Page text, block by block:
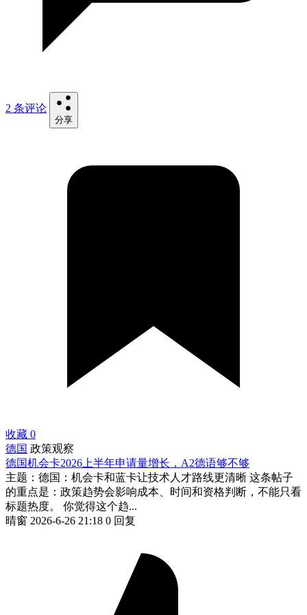
2 条评论
分享
收藏 0
德国 政策观察
德国机会卡2026上半年申请量增长，A2德语够不够
主题：德国：机会卡和蓝卡让技术人才路线更清晰 这条帖子
的重点是：政策趋势会影响成本、时间和资格判断，不能只看
标题热度。 你觉得这个趋...
晴窗 2026-6-26 21:18 0 回复